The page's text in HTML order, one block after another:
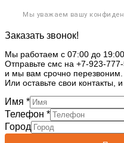
Мы уважаем вашу
Заказать звонок!
Мы работаем с 07:00 до
Отправьте смс на +7-923-
и мы вам срочно перезвоним.
Или оставьте свои
Имя *
Телефон *
Город